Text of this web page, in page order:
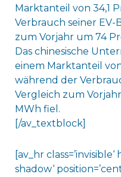
Marktanteil von 34,1
Verbrauch seiner
zum Vorjahr um 74
Das chinesische
einem Marktanteil
während der
Vergleich zum
MWh fiel.
[/av_textblock]
[av_hr class=’invisible‘
shadow‘